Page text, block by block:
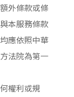
外條款或條
本服務條款
應依照中華
法院為第一
權利或規